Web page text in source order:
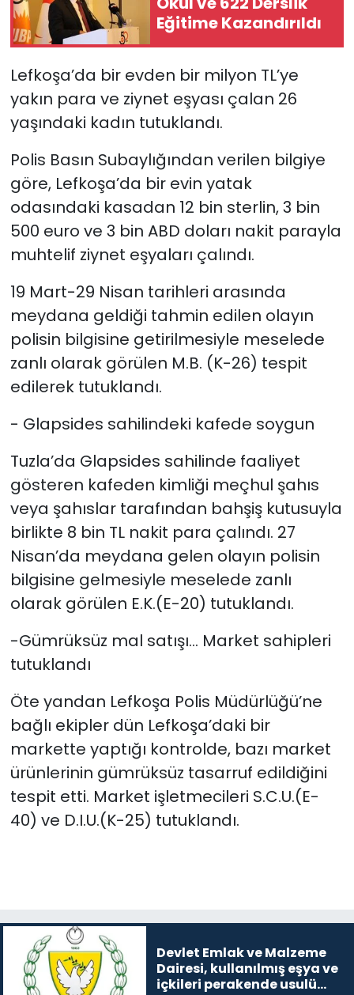
Eğitime Kazandırıldı
Lefkoşa’da bir evden bir milyon TL’ye
yakın para ve ziynet eşyası çalan 26
yaşındaki kadın tutuklandı.
Polis Basın Subaylığından verilen bilgiye
göre, Lefkoşa’da bir evin yatak
odasındaki kasadan 12 bin sterlin, 3 bin
500 euro ve 3 bin ABD doları nakit parayla
muhtelif ziynet eşyaları çalındı.
19 Mart-29 Nisan tarihleri arasında
meydana geldiği tahmin edilen olayın
polisin bilgisine getirilmesiyle meselede
zanlı olarak görülen M.B. (K-26) tespit
edilerek tutuklandı.
- Glapsides sahilindeki kafede soygun
Tuzla’da Glapsides sahilinde faaliyet
gösteren kafeden kimliği meçhul şahıs
veya şahıslar tarafından bahşiş kutusuyla
birlikte 8 bin TL nakit para çalındı. 27
Nisan’da meydana gelen olayın polisin
bilgisine gelmesiyle meselede zanlı
olarak görülen E.K.(E-20) tutuklandı.
-Gümrüksüz mal satışı… Market sahipleri
tutuklandı
Öte yandan Lefkoşa Polis Müdürlüğü’ne
bağlı ekipler dün Lefkoşa’daki bir
markette yaptığı kontrolde, bazı market
ürünlerinin gümrüksüz tasarruf edildiğini
tespit etti. Market işletmecileri S.C.U.(E-
40) ve D.I.U.(K-25) tutuklandı.
Devlet Emlak ve Malzeme
Dairesi, kullanılmış eşya ve
içkileri perakende usulü
SAĞLIK
Spor
Teknoloji
TÜRKiYE
Video Galeri
YAŞAM